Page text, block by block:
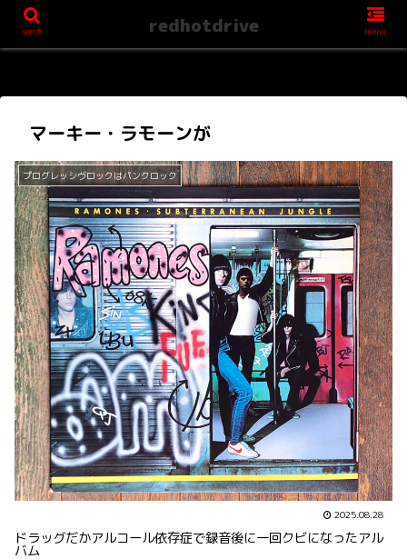
マーキー・ラモーンが
プログレッシヴロックはパンクロック
2025.08.28
ドラッグだかアルコール依存症で録音後に一回クビになったアル
バム
serch redhotdrive menu